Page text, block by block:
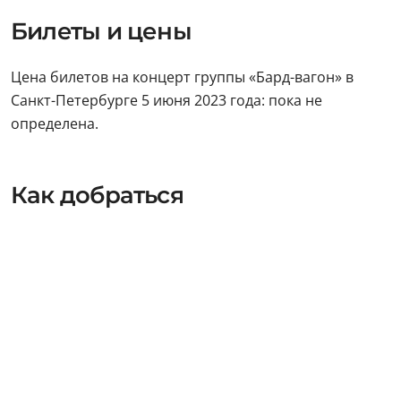
Билеты и цены
Цена билетов на концерт группы «Бард-вагон» в
Санкт-Петербурге 5 июня 2023 года: пока не
определена.
Как добраться